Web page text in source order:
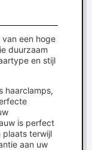
een hoge
duurzaam
en stijl
haarclamps,
is perfect
plaats terwijl
aan uw